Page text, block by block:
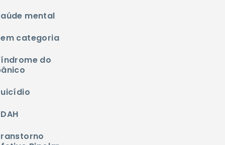
mental
categoria
do